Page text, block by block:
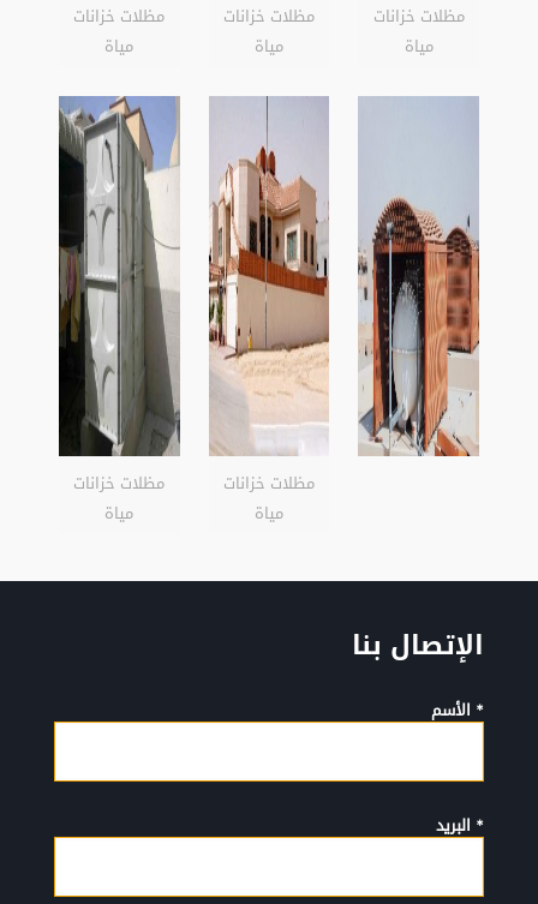
مظلات خزانات
مياة
مظلات خزانات
مياة
مظلات خزانات
مياة
مظلات خزانات
مياة
مظلات خزانات
مياة
الإتصال بنا
* الأسم
* البريد